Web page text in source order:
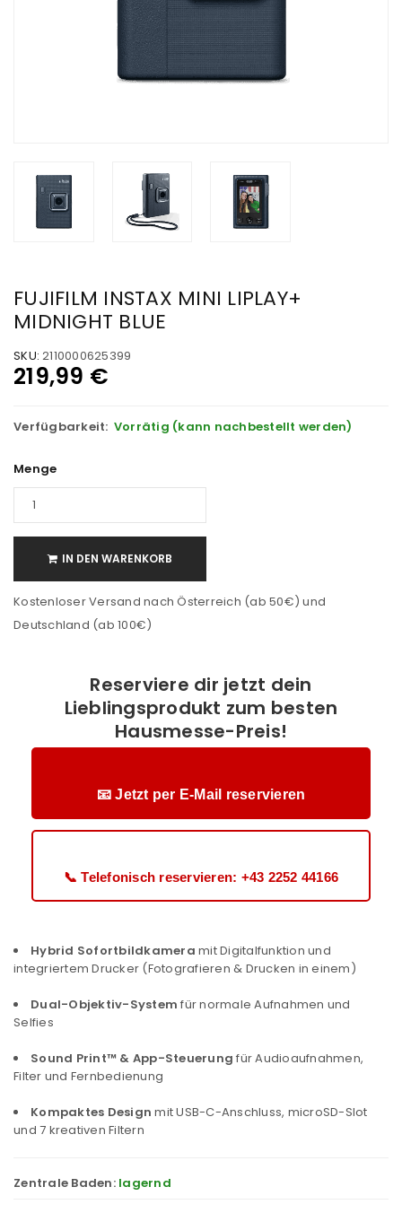
FUJIFILM INSTAX MINI LIPLAY+
MIDNIGHT BLUE
SKU: 2110000625399
219,99 €
Verfügbarkeit: Vorrätig (kann nachbestellt werden)
Menge
IN DEN WARENKORB
Kostenloser Versand nach Österreich (ab 50€) und
Deutschland (ab 100€)
Reserviere dir jetzt dein
Lieblingsprodukt zum besten
Hausmesse-Preis!
📧 Jetzt per E-Mail reservieren
📞 Telefonisch reservieren: +43 2252 44166
Hybrid Sofortbildkamera mit Digitalfunktion und
integriertem Drucker (Fotografieren & Drucken in einem)
Dual-Objektiv-System für normale Aufnahmen und
Selfies
Sound Print™ & App-Steuerung für Audioaufnahmen,
Filter und Fernbedienung
Kompaktes Design mit USB-C-Anschluss, microSD-Slot
und 7 kreativen Filtern
Zentrale Baden: lagernd